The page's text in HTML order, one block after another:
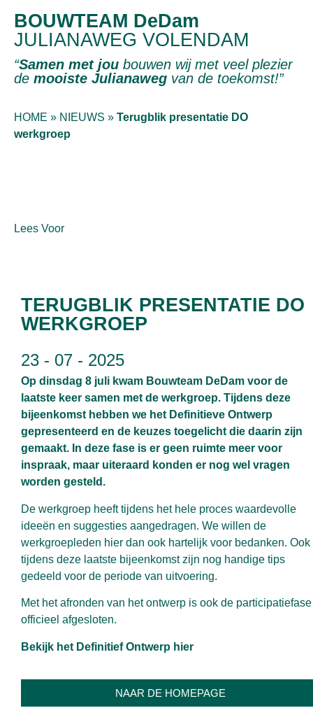
BOUWTEAM DeDam
JULIANAWEG VOLENDAM
“Samen met jou bouwen wij met veel plezier
de mooiste Julianaweg van de toekomst!”
HOME » NIEUWS » Terugblik presentatie DO
werkgroep
Lees Voor
TERUGBLIK PRESENTATIE DO
WERKGROEP
23 - 07 - 2025
Op dinsdag 8 juli kwam Bouwteam DeDam voor de
laatste keer samen met de werkgroep. Tijdens deze
bijeenkomst hebben we het Definitieve Ontwerp
gepresenteerd en de keuzes toegelicht die daarin zijn
gemaakt. In deze fase is er geen ruimte meer voor
inspraak, maar uiteraard konden er nog wel vragen
worden gesteld.
De werkgroep heeft tijdens het hele proces waardevolle
ideeën en suggesties aangedragen. We willen de
werkgroepleden hier dan ook hartelijk voor bedanken. Ook
tijdens deze laatste bijeenkomst zijn nog handige tips
gedeeld voor de periode van uitvoering.
Met het afronden van het ontwerp is ook de participatiefase
officieel afgesloten.
Bekijk het Definitief Ontwerp hier
NAAR DE HOMEPAGE